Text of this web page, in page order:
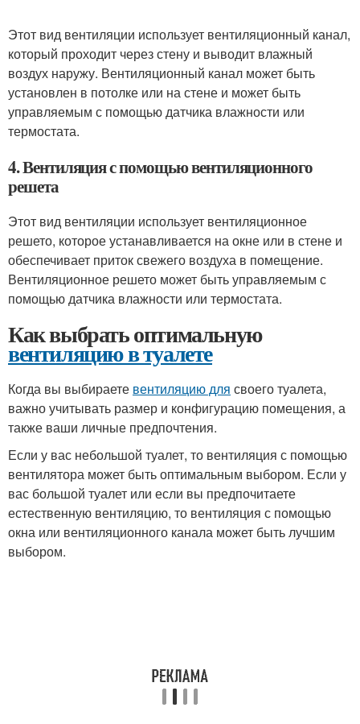
Этот вид вентиляции использует вентиляционный канал,
который проходит через стену и выводит влажный
воздух наружу. Вентиляционный канал может быть
установлен в потолке или на стене и может быть
управляемым с помощью датчика влажности или
термостата.
4. Вентиляция с помощью вентиляционного
решета
Этот вид вентиляции использует вентиляционное
решето, которое устанавливается на окне или в стене и
обеспечивает приток свежего воздуха в помещение.
Вентиляционное решето может быть управляемым с
помощью датчика влажности или термостата.
Как выбрать оптимальную
вентиляцию в туалете
Когда вы выбираете вентиляцию для своего туалета,
важно учитывать размер и конфигурацию помещения, а
также ваши личные предпочтения.
Если у вас небольшой туалет, то вентиляция с помощью
вентилятора может быть оптимальным выбором. Если у
вас большой туалет или если вы предпочитаете
естественную вентиляцию, то вентиляция с помощью
окна или вентиляционного канала может быть лучшим
выбором.